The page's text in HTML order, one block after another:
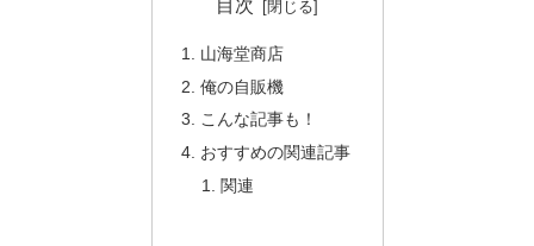
目次
山海堂商店
俺の自販機
こんな記事も！
おすすめの関連記事
関連